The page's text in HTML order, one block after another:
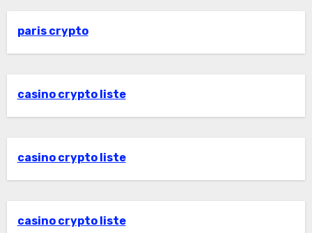
paris crypto
casino crypto liste
casino crypto liste
casino crypto liste